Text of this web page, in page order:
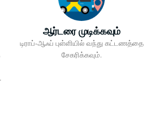
ஆர்டரை முடிக்கவும்
டிராப்-ஆஃப் புள்ளியில் வந்து கட்டணத்தை
சேகரிக்கவும்.